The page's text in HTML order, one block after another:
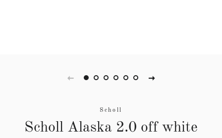
Scholl
Scholl Alaska 2.0 off white